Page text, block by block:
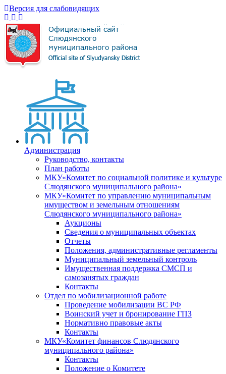
Версия для слабовидящих
Администрация
Руководство, контакты
План работы
МКУ«Комитет по социальной политике и культуре
Слюдянского муниципального района»
МКУ«Комитет по управлению муниципальным
имуществом и земельным отношениям
Слюдянского муниципального района»
Аукционы
Сведения о муниципальных объектах
Отчеты
Положения, административные регламенты
Муниципальный земельный контроль
Имущественная поддержка СМСП и
самозанятых граждан
Контакты
Отдел по мобилизационной работе
Проведение мобилизации ВС РФ
Воинский учет и бронирование ГПЗ
Нормативно правовые акты
Контакты
МКУ«Комитет финансов Слюдянского
муниципального района»
Контакты
Положение о Комитете